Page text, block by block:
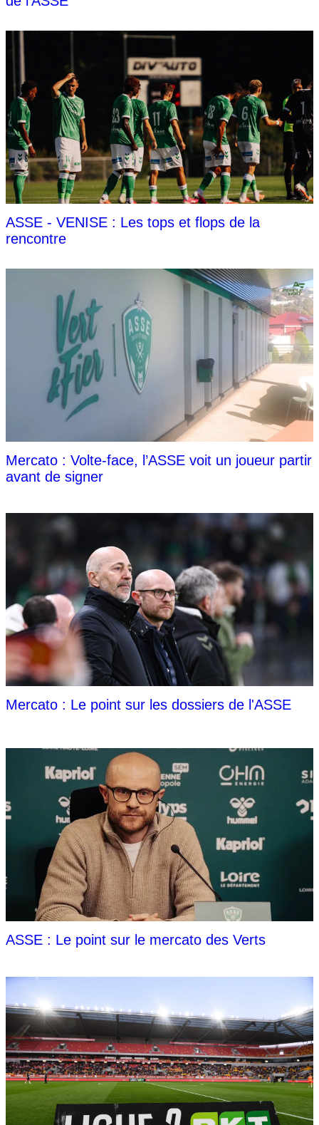
ASSE - VENISE : Les tops et flops de la
rencontre
Mercato : Volte-face, l’ASSE voit un joueur partir
avant de signer
Mercato : Le point sur les dossiers de l'ASSE
ASSE : Le point sur le mercato des Verts